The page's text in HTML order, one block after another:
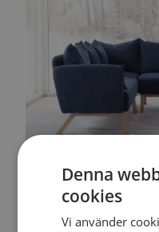
Latest post
Denna
cookies
Vi använder